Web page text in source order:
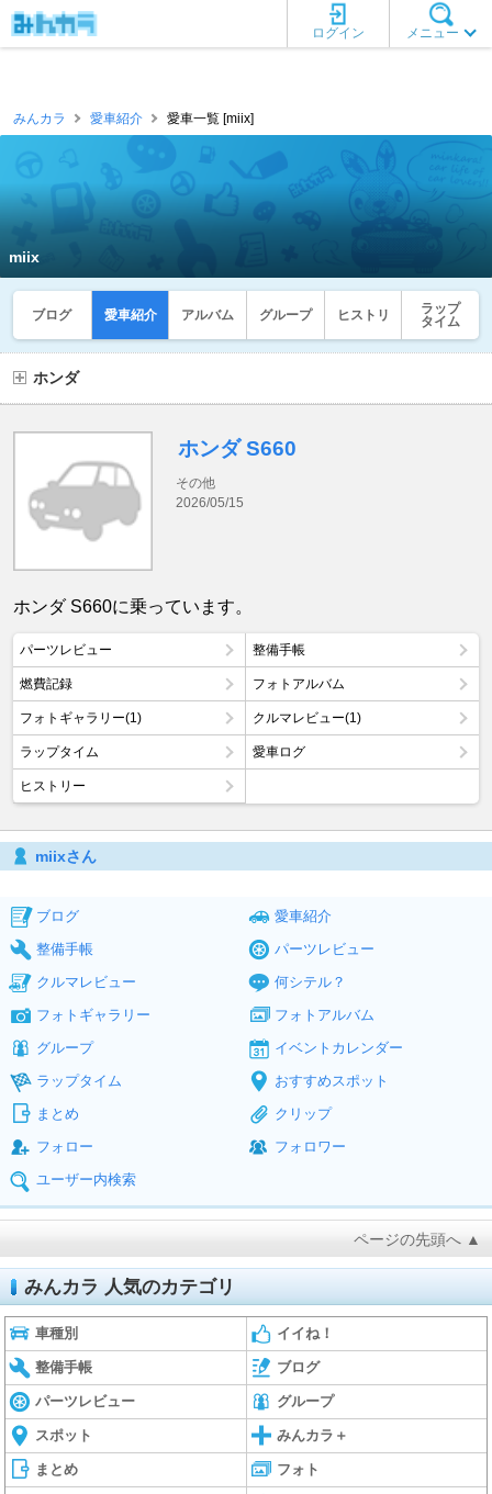
メニュー
ログイン
みんカラ 愛車紹介 愛車一覧 [miix]
miix
ブログ 愛車紹介 アルバム グループ ヒストリ
ラップ
タイム
ホンダ
ホンダ S660
その他
2026/05/15
ホンダ S660に乗っています。
パーツレビュー 整備手帳
燃費記録 フォトアルバム
フォトギャラリー(1) クルマレビュー(1)
ラップタイム 愛車ログ
ヒストリー
miixさん
ブログ
愛車紹介
整備手帳
パーツレビュー
クルマレビュー
何シテル？
フォトギャラリー
フォトアルバム
グループ
イベントカレンダー
ラップタイム
おすすめスポット
まとめ
クリップ
フォロー
フォロワー
ユーザー内検索
ページの先頭へ ▲
みんカラ 人気のカテゴリ
車種別 イイね！
整備手帳 ブログ
パーツレビュー グループ
スポット みんカラ＋
まとめ フォト